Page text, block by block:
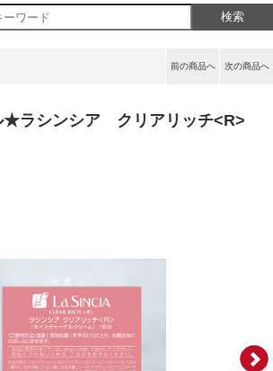
次の商品へ
前の商品へ
ラシンシア クリアリッチ<R>